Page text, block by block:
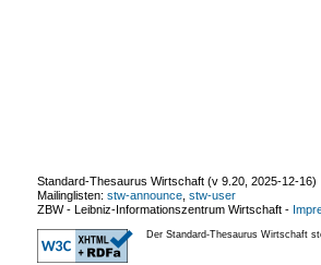
Standard-Thesaurus Wirtschaft (v 9.20 2025-12-16)
Mailinglisten: stw-announce stw-user
ZBW - Leibniz-Informationszentrum Wirtschaft -
Der Standard-Thesaurus Wirtschaft